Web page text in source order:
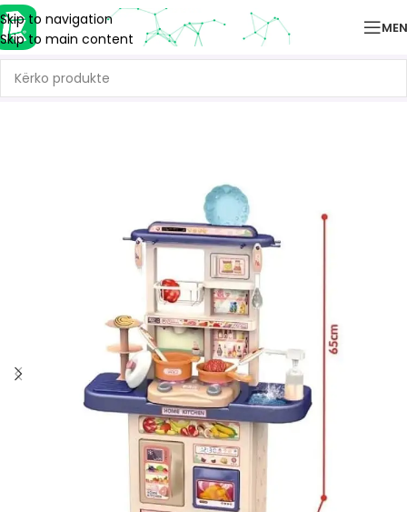
Skip to navigation
Skip to main content